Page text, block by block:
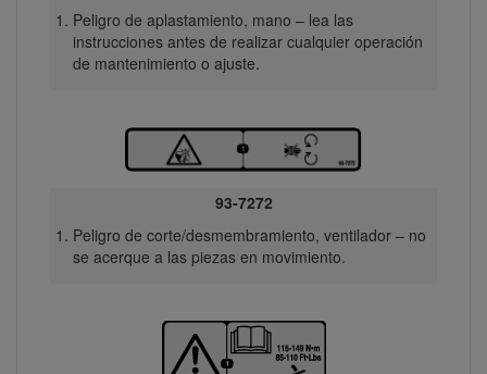
Peligro de aplastamiento, mano – lea las
instrucciones antes de realizar cualquier operación
de mantenimiento o ajuste.
93-7272
Peligro de corte/desmembramiento, ventilador – no
se acerque a las piezas en movimiento.